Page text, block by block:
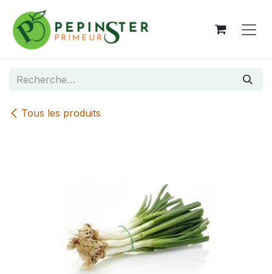
Se rendre au contenu
Tous les produits